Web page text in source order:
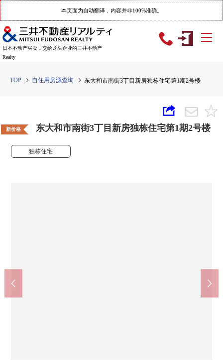
本页面为自动翻译，内容并非100%准确。
日本不动产买卖，交给龙头企业的三井不动产
Realty
TOP 自住用房源查询 东大和市南街3丁目新房独栋住宅第1期2号楼
新价格 东大和市南街3丁目新房独栋住宅第1期2号楼
独栋住宅